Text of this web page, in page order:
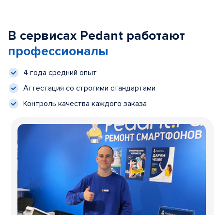
В сервисах Pedant работают
профессионалы
4 года средний опыт
Аттестация со строгими стандартами
Контроль качества каждого заказа